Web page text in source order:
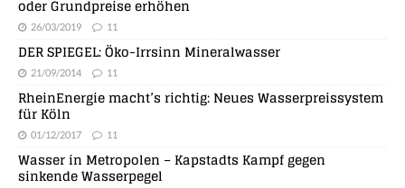
oder Grundpreise erhöhen
26/03/2019 11
DER SPIEGEL: Öko-Irrsinn Mineralwasser
21/09/2014 11
RheinEnergie macht’s richtig: Neues Wasserpreissystem
für Köln
01/12/2017 11
Wasser in Metropolen – Kapstadts Kampf gegen
sinkende Wasserpegel